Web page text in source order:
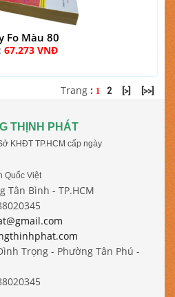
Fo Màu 80
67.273 VNĐ
Trang : 1 2 [>] [>>]
THỊNH PHÁT
KHĐT TP.HCM cấp ngày
Quốc Việt
Tân Bình - TP.HCM
Trọng - Phường Tân Phú -